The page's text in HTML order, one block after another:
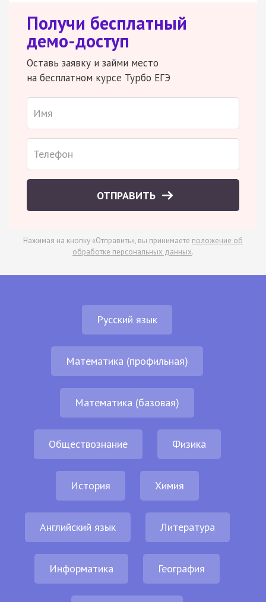
Получи бесплатный
демо-доступ
Оставь заявку и займи место
на бесплатном курсе Турбо ЕГЭ
ОТПРАВИТЬ
Нажимая на кнопку «Отправить», вы принимаете положение об
обработке персональных данных.
Русский язык
Математика (профильная)
Математика (базовая)
Обществознание Физика
История Химия
Английский язык Литература
Информатика География